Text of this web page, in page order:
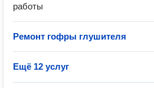
работы
Ремонт гофры глушителя
Ещё 12 услуг